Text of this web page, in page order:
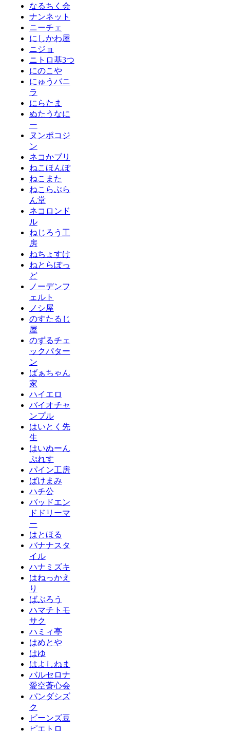
なるちく会
ナンネット
ニーチェ
にしかわ屋
ニジョ
ニトロ基3つ
にのこや
にゅうバニ
ラ
にらたま
ぬたうなに
ー
ヌンポコジ
ン
ネコかブリ
ねこほんぽ
ねこまた
ねこらぶら
ん堂
ネコロンド
ル
ねじろう工
房
ねちょすけ
ねとらぽっ
ど
ノーデンフ
ェルト
ノシ屋
のすたるじ
屋
のずるチェ
ックパター
ン
ばぁちゃん
家
ハイエロ
バイオチャ
ンプル
はいとく先
生
はいぬーん
ぷれす
パイン工房
ばけまみ
ハチ公
バッドエン
ドドリーマ
ー
はとほる
バナナスタ
イル
ハナミズキ
はねっかえ
り
ばぶろう
ハマチトモ
サク
ハミィ亭
はめとや
はゆ
はよしねま
バルセロナ
愛空蒼心会
パンダシズ
ク
ビーンズ豆
ピエトロ